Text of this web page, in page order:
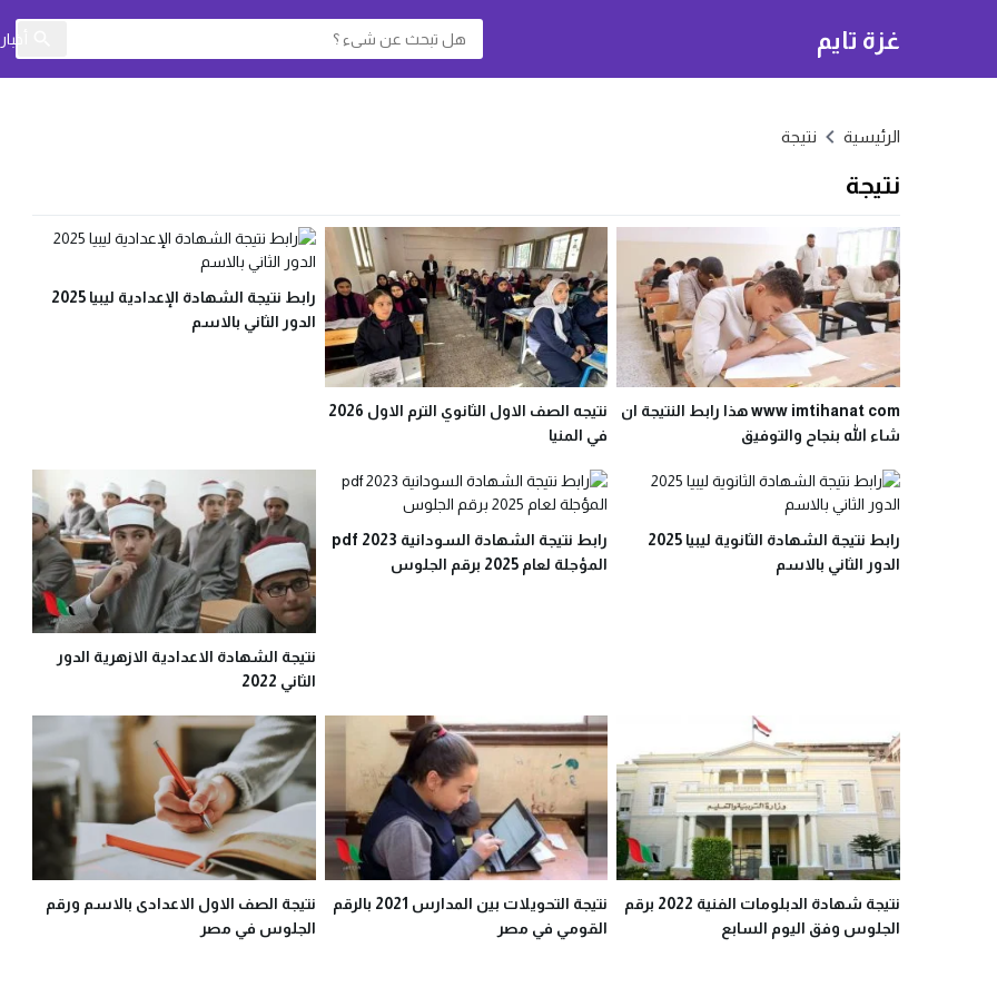
غزة تايم
الرئيسية نتيجة
نتيجة
www imtihanat com هذا رابط النتيجة ان
شاء الله بنجاح والتوفيق
نتيجه الصف الاول الثانوي الترم الاول 2026
في المنيا
رابط نتيجة الشهادة الإعدادية ليبيا 2025
الدور الثاني بالاسم
رابط نتيجة الشهادة الثانوية ليبيا 2025
الدور الثاني بالاسم
رابط نتيجة الشهادة السودانية 2023 pdf
المؤجلة لعام 2025 برقم الجلوس
نتيجة الشهادة الاعدادية الازهرية الدور
الثاني 2022
نتيجة شهادة الدبلومات الفنية 2022 برقم
الجلوس وفق اليوم السابع
نتيجة التحويلات بين المدارس 2021 بالرقم
القومي في مصر
نتيجة الصف الاول الاعدادى بالاسم ورقم
الجلوس في مصر